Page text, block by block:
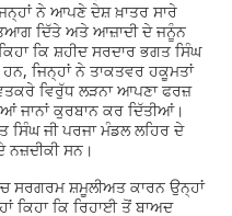
ਨੇ ਆਪਣੇ ਦੇਸ਼ ਖ਼ਾਤਰ ਸਾਰੇ
ਦਿੱਤੇ ਅਤੇ ਆਜ਼ਾਦੀ ਦੇ ਜਨੂੰਨ
ਕਿ ਸ਼ਹੀਦ ਸਰਦਾਰ ਭਗਤ ਸਿੰਘ
ਜਿਨ੍ਹਾਂ ਨੇ ਤਾਕਤਵਰ ਹਕੂਮਤਾਂ
ਵਿਰੁੱਧ ਲੜਨਾ ਆਪਣਾ ਫਰਜ਼
ਕੁਰਬਾਨ ਕਰ ਦਿੱਤੀਆਂ।
ਸਿੰਘ ਜੀ ਪਰਜਾ ਮੰਡਲ ਲਹਿਰ ਦੇ
ਨਜ਼ਦੀਕੀ ਸਨ।
ਸਰਗਰਮ ਸ਼ਮੂਲੀਅਤ ਕਾਰਨ ਉਨ੍ਹਾਂ
ਕਿਹਾ ਕਿ ਰਿਹਾਈ ਤੋਂ ਬਾਅਦ